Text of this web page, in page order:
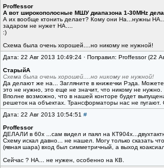
Proffessor
А вот широкополосные МШУ диапазона 1-30MHz
А их вообще ктонить делает? Кому они На...нужны
задаром не нужет НА....
:)
Схема была очень хорошей....но никому не нужной!
Дата: 22 Авг 2013 10:49:24 · Поправил: Proffessor (22
СтарыйА
Схема была очень хорошей....но никому не нужной!
Да делают же на... Загляните в книжечки Рэда.
это не нужно, это еще не значит, что никому не
Вполне возможно, что в нашей конторе будет
решеток на объектах. Трансформаторы нас не пугают.
Дата: 22 Авг 2013 10:54:51 #
Proffessor
ДЕЛАЛИ в 60х ...сам видел и паял на
Схему искал давно... не нашел. Могу только сказать
(явная шара) вход был симметричный, а выход
Сейчас ? НА... не нужен, особенно на КВ.